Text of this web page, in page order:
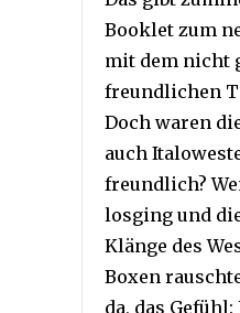
Booklet zum
mit dem nicht
freundlichen
Doch waren
auch
freundlich?
losging und
Klänge des
Boxen
da, das